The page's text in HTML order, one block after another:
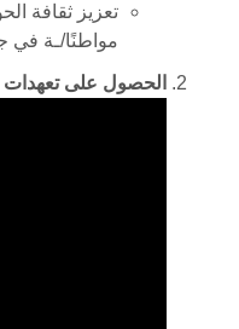
تعزيز ثقافة
مواطنًا/ـة في
الحصول على تعهدات